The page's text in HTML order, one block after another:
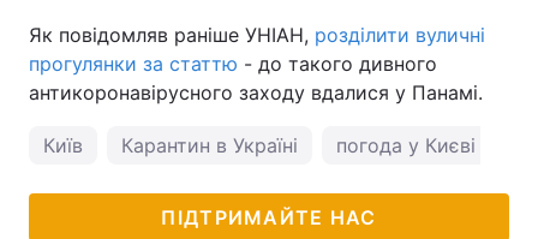
Як повідомляв раніше УНІАН, розділити вуличні
прогулянки за статтю - до такого дивного
антикоронавірусного заходу вдалися у Панамі.
Київ Карантин в Україні погода у Києві
ПІДТРИМАЙТЕ НАС